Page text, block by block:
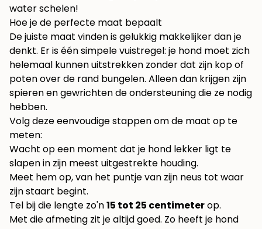
water schelen!
Hoe je de perfecte maat bepaalt
De juiste maat vinden is gelukkig makkelijker dan je
denkt. Er is één simpele vuistregel: je hond moet zich
helemaal kunnen uitstrekken zonder dat zijn kop of
poten over de rand bungelen. Alleen dan krijgen zijn
spieren en gewrichten de ondersteuning die ze nodig
hebben.
Volg deze eenvoudige stappen om de maat op te
meten:
Wacht op een moment dat je hond lekker ligt te
slapen in zijn meest uitgestrekte houding.
Meet hem op, van het puntje van zijn neus tot waar
zijn staart begint.
Tel bij die lengte zo'n15 tot 25 centimeterop.
Met die afmeting zit je altijd goed. Zo heeft je hond